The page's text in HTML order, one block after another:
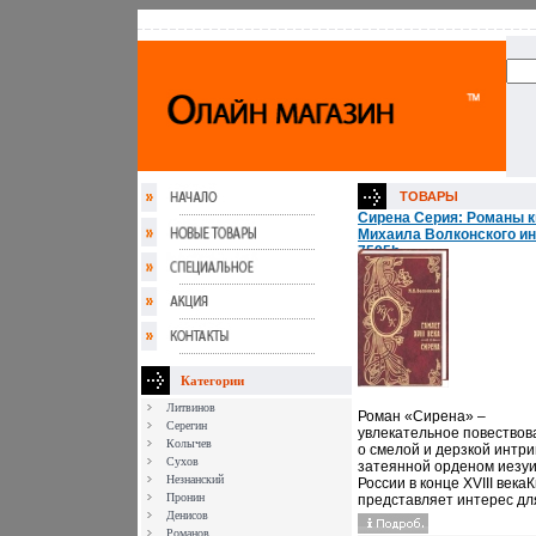
Категории
Литвинов
Серегин
Колычев
Сухов
Незнанский
Пронин
Денисов
Романов
ТОВАРЫ
Сирена Серия: Романы
Михаила Волконского
7595h.
Роман «Сирена» –
увлекательное
о смелой и дерзкой
затеянной орденом
России в конце XVIII
представляет интерес
широкого круга